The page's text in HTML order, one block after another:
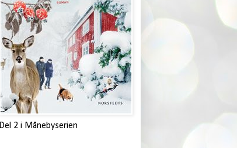
Del 2 i Månebyserien